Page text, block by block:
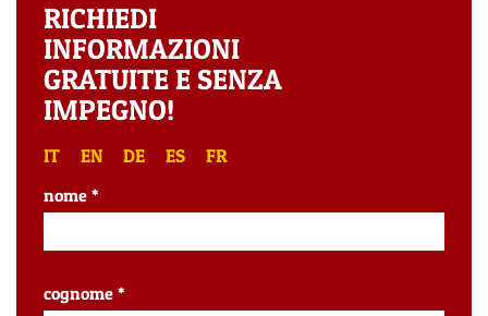
RICHIEDI
INFORMAZIONI
GRATUITE E SENZA
IMPEGNO!
IT EN DE ES FR
nome *
cognome *